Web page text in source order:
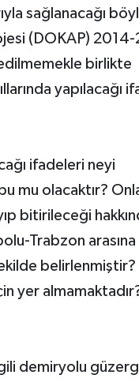
sağlanacağı
(DOKAP)
birlikte
yapılacağı
ifadeleri neyi
mu olacaktır?
bitirileceği
Trabzon arasına
belirlenmiştir?
yer
demiryolu